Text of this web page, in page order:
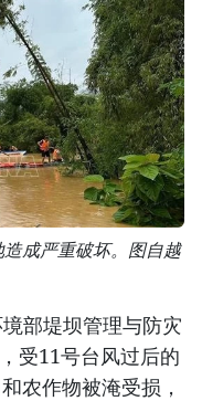
造成严重破坏。图自越
部堤坝管理与防灾
受11号台风过后的
农作物被淹受损，